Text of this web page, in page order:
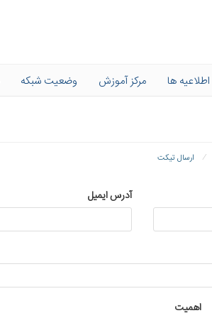
اطلاعیه ها مرکز آموزش وضعیت شبکه
ارسال تیکت
آدرس ایمیل
اهمیت